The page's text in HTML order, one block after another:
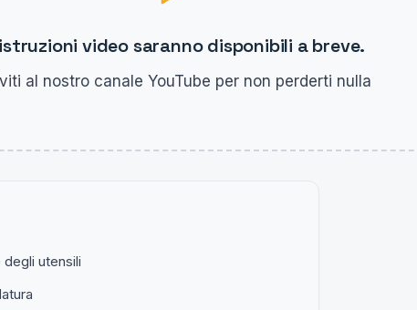
video saranno disponibili a breve.
al nostro canale YouTube per non perderti nulla
utensili